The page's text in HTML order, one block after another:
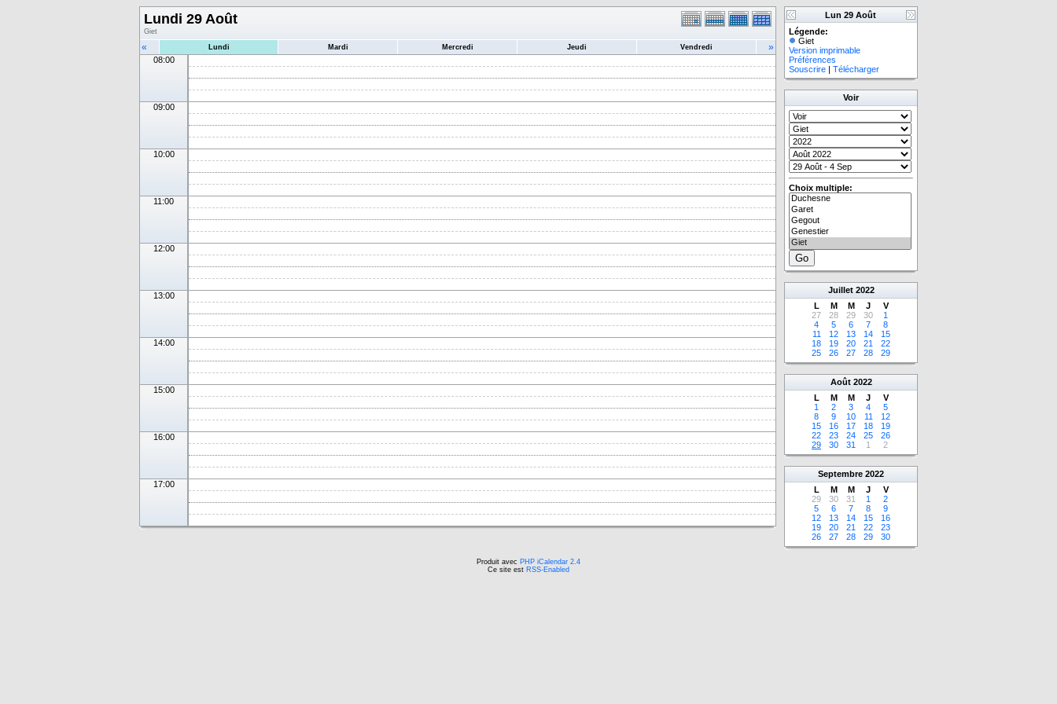
Lundi 29 Août
Giet
« Lundi Mardi Mercredi Jeudi Vendredi »
08:00
09:00
10:00
11:00
12:00
13:00
14:00
15:00
16:00
17:00
Lun 29 Août
Légende:
Giet
Version imprimable
Préférences
Souscrire | Télécharger
Voir
Choix multiple:
Juillet 2022
L
M M J
V
27
28 29 30
1
4
5 6 7
8
11
12 13 14
15
18
19 20 21
22
25
26 27 28 29
Août 2022
L
M M J
V
1
2 3 4
5
8
9 10 11
12
15
16 17 18
19
22
23 24 25
26
29
30 31 1 2
Septembre 2022
L
M M J
V
29
30 31 1
2
5
6 7 8
9
12
13 14 15
16
19
20 21 22
23
26
27 28 29 30
Produit avec PHP iCalendar 2.4
Ce site est RSS-Enabled